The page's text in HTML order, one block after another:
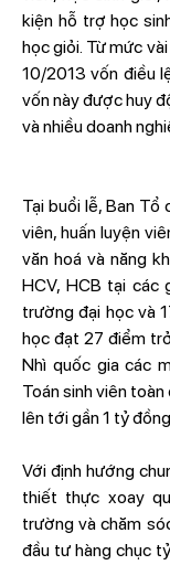
kiện hỗ trợ học
học giỏi. Từ mức
10/2013 vốn điều
vốn này được huy
và nhiều doanh
Tại buổi lễ, Ban Tổ
viên, huấn luyện
văn hoá và năng
HCV, HCB tại các
trường đại học và
học đạt 27 điểm
Nhì quốc gia các
Toán sinh viên
lên tới gần 1 tỷ
Với định hướng
thiết thực xoay
trường và chăm
đầu tư hàng chục